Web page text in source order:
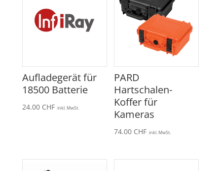
Aufladegerät für
18500 Batterie
24.00 CHF inkl. MwSt.
PARD
Hartschalen-
Koffer für
Kameras
74.00 CHF inkl. MwSt.